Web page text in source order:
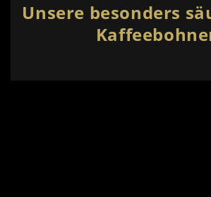
Unsere besonders